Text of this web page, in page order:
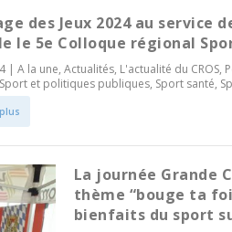
des Jeux 2024 au service
le 5e Colloque régional
|A la une,Actualités, L'actualité du CROS,
Sport et politiques publiques, Sport santé,
La journée Grande
thème “bouge ta
bienfaits du sport